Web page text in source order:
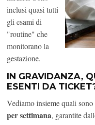
inclusi quasi tutti
gli esami di
"routine" che
monitorano la
gestazione.
IN GRAVIDANZA,
ESENTI DA
Vediamo insieme quali sono
per settimana, garantite